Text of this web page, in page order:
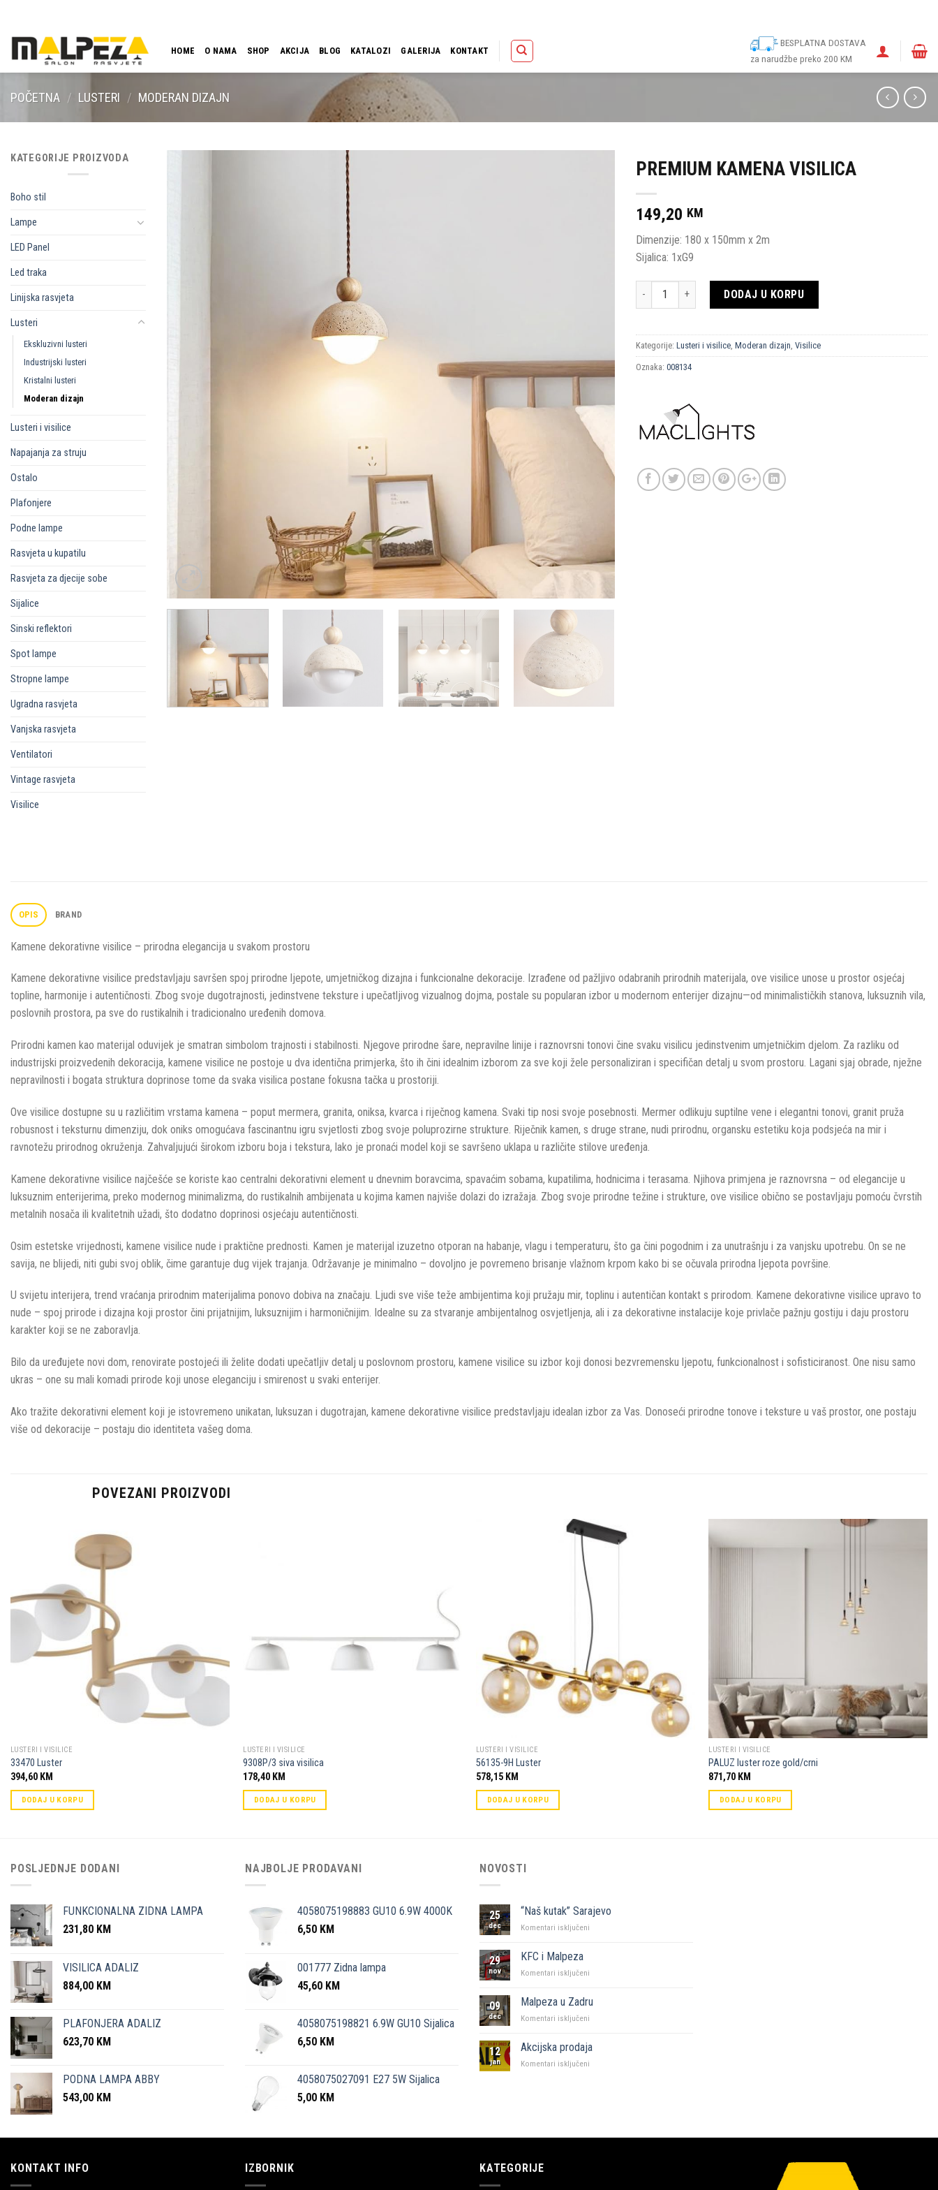
content
HOME O NAMA SHOP AKCIJA BLOG KATALOZI GALERIJA KONTAKT
BESPLATNA DOSTAVA
za narudžbe preko 200 KM
POČETNA / LUSTERI / MODERAN DIZAJN
KATEGORIJE PROIZVODA
Boho stil
Lampe
LED Panel
Led traka
Linijska rasvjeta
Lusteri
Ekskluzivni lusteri
Industrijski lusteri
Kristalni lusteri
Moderan dizajn
Lusteri i visilice
Napajanja za struju
Ostalo
Plafonjere
Podne lampe
Rasvjeta u kupatilu
Rasvjeta za djecije sobe
Sijalice
Sinski reflektori
Spot lampe
Stropne lampe
Ugradna rasvjeta
Vanjska rasvjeta
Ventilatori
Vintage rasvjeta
Visilice
PREMIUM KAMENA VISILICA
149,20 KM
Dimenzije: 180 x 150mm x 2m
Sijalica: 1xG9
Količina DODAJ U KORPU
Kategorije: Lusteri i visilice Moderan dizajn Visilice
Oznaka: 008134
OPIS BRAND
Kamene dekorativne visilice – prirodna elegancija u svakom prostoru
Kamene dekorativne visilice predstavljaju savršen spoj prirodne ljepote, umjetničkog dizajna i funkcionalne dekoracije. Izrađene od pažljivo odabranih prirodnih materijala, ove visilice unose u prostor osjećaj
topline, harmonije i autentičnosti. Zbog svoje dugotrajnosti, jedinstvene teksture i upečatljivog vizualnog dojma, postale su popularan izbor u modernom enterijer dizajnu—od minimalističkih stanova, luksuznih vila,
poslovnih prostora, pa sve do rustikalnih i tradicionalno uređenih domova.
Prirodni kamen kao materijal oduvijek je smatran simbolom trajnosti i stabilnosti. Njegove prirodne šare, nepravilne linije i raznovrsni tonovi čine svaku visilicu jedinstvenim umjetničkim djelom. Za razliku od
industrijski proizvedenih dekoracija, kamene visilice ne postoje u dva identična primjerka, što ih čini idealnim izborom za sve koji žele personaliziran i specifičan detalj u svom prostoru. Lagani sjaj obrade, nježne
nepravilnosti i bogata struktura doprinose tome da svaka visilica postane fokusna tačka u prostoriji.
Ove visilice dostupne su u različitim vrstama kamena – poput mermera, granita, oniksa, kvarca i riječnog kamena. Svaki tip nosi svoje posebnosti. Mermer odlikuju suptilne vene i elegantni tonovi, granit pruža
robusnost i teksturnu dimenziju, dok oniks omogućava fascinantnu igru svjetlosti zbog svoje poluprozirne strukture. Riječnik kamen, s druge strane, nudi prirodnu, organsku estetiku koja podsjeća na mir i
ravnotežu prirodnog okruženja. Zahvaljujući širokom izboru boja i tekstura, lako je pronaći model koji se savršeno uklapa u različite stilove uređenja.
Kamene dekorativne visilice najčešće se koriste kao centralni dekorativni element u dnevnim boravcima, spavaćim sobama, kupatilima, hodnicima i terasama. Njihova primjena je raznovrsna – od elegancije u
luksuznim enterijerima, preko modernog minimalizma, do rustikalnih ambijenata u kojima kamen najviše dolazi do izražaja. Zbog svoje prirodne težine i strukture, ove visilice obično se postavljaju pomoću čvrstih
metalnih nosača ili kvalitetnih užadi, što dodatno doprinosi osjećaju autentičnosti.
Osim estetske vrijednosti, kamene visilice nude i praktične prednosti. Kamen je materijal izuzetno otporan na habanje, vlagu i temperaturu, što ga čini pogodnim i za unutrašnju i za vanjsku upotrebu. On se ne
savija, ne blijedi, niti gubi svoj oblik, čime garantuje dug vijek trajanja. Održavanje je minimalno – dovoljno je povremeno brisanje vlažnom krpom kako bi se očuvala prirodna ljepota površine.
U svijetu interijera, trend vraćanja prirodnim materijalima ponovo dobiva na značaju. Ljudi sve više teže ambijentima koji pružaju mir, toplinu i autentičan kontakt s prirodom. Kamene dekorativne visilice upravo to
nude – spoj prirode i dizajna koji prostor čini prijatnijim, luksuznijim i harmoničnijim. Idealne su za stvaranje ambijentalnog osvjetljenja, ali i za dekorativne instalacije koje privlače pažnju gostiju i daju prostoru
karakter koji se ne zaboravlja.
Bilo da uređujete novi dom, renovirate postojeći ili želite dodati upečatljiv detalj u poslovnom prostoru, kamene visilice su izbor koji donosi bezvremensku ljepotu, funkcionalnost i sofisticiranost. One nisu samo
ukras – one su mali komadi prirode koji unose eleganciju i smirenost u svaki enterijer.
Ako tražite dekorativni element koji je istovremeno unikatan, luksuzan i dugotrajan, kamene dekorativne visilice predstavljaju idealan izbor za Vas. Donoseći prirodne tonove i teksture u vaš prostor, one postaju
više od dekoracije – postaju dio identiteta vašeg doma.
POVEZANI PROIZVODI
LUSTERI I VISILICE
33470 Luster
394,60 KM
DODAJ U KORPU
omiljene
LUSTERI I VISILICE
9308P/3 siva visilica
178,40 KM
DODAJ U KORPU
LUSTERI I VISILICE
56135-9H Luster
578,15 KM
DODAJ U KORPU
LUSTERI I VISILICE
PALUZ luster roze gold/crni
871,70 KM
DODAJ U KORPU
POSLJEDNJE DODANI
FUNKCIONALNA ZIDNA LAMPA
231,80 KM
VISILICA ADALIZ
884,00 KM
PLAFONJERA ADALIZ
623,70 KM
PODNA LAMPA ABBY
543,00 KM
NAJBOLJE PRODAVANI
4058075198883 GU10 6.9W 4000K
6,50 KM
001777 Zidna lampa
45,60 KM
4058075198821 6.9W GU10 Sijalica
6,50 KM
4058075027091 E27 5W Sijalica
5,00 KM
NOVOSTI
25
dec
“Naš kutak” Sarajevo
Komentari isključeni
29
nov
KFC i Malpeza
Komentari isključeni
Malpeza
09
dec
Malpeza u Zadru
Komentari isključeni
Zadru
12
jan
Akcijska prodaja
Komentari isključeni
KONTAKT INFO IZBORNIK KATEGORIJE